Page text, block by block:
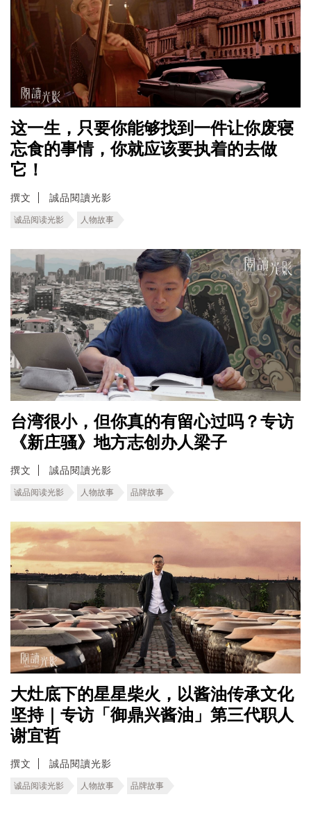
这一生，只要你能够找到一件让你废寝
忘食的事情，你就应该要执着的去做
它！
撰文 誠品閱讀光影
诚品阅读光影 人物故事
台湾很小，但你真的有留心过吗？专访
《新庄骚》地方志创办人梁子
撰文 誠品閱讀光影
诚品阅读光影 人物故事 品牌故事
大灶底下的星星柴火，以酱油传承文化
坚持｜专访「御鼎兴酱油」第三代职人
谢宜哲
撰文 誠品閱讀光影
诚品阅读光影 人物故事 品牌故事